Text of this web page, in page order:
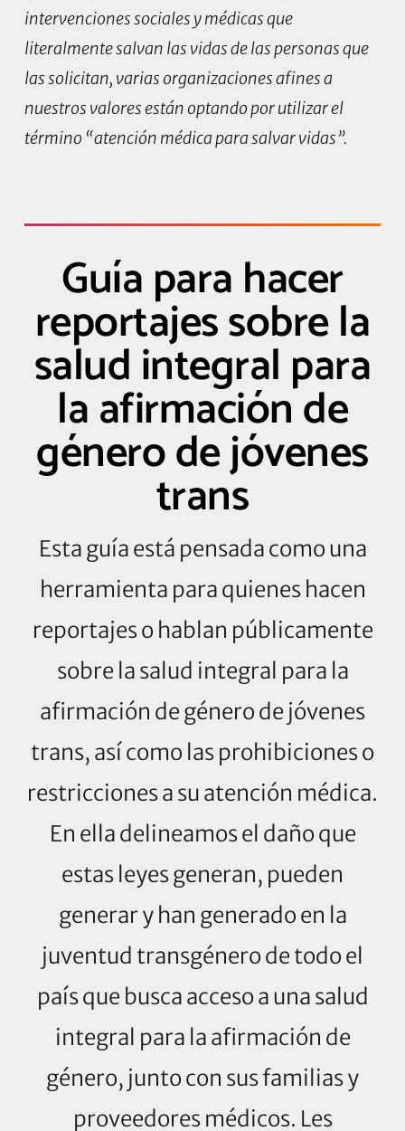
intervenciones sociales y médicas que
literalmente salvan las vidas de las personas que
las solicitan, varias organizaciones afines a
nuestros valores están optando por utilizar el
término “atención médica para salvar vidas”.
Guía para hacer
reportajes sobre la
salud integral para
la afirmación de
género de jóvenes
trans
Esta guía está pensada como una
herramienta para quienes hacen
reportajes o hablan públicamente
sobre la salud integral para la
afirmación de género de jóvenes
trans, así como las prohibiciones o
restricciones a su atención médica.
En ella delineamos el daño que
estas leyes generan, pueden
generar y han generado en la
juventud transgénero de todo el
país que busca acceso a una salud
integral para la afirmación de
género, junto con sus familias y
proveedores médicos. Les